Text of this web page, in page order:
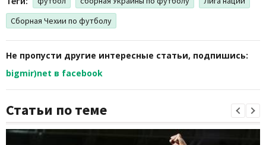
Сборная Чехии по футболу
Не пропусти другие интересные статьи, подпишись:
bigmir)net в facebook
Статьи по теме